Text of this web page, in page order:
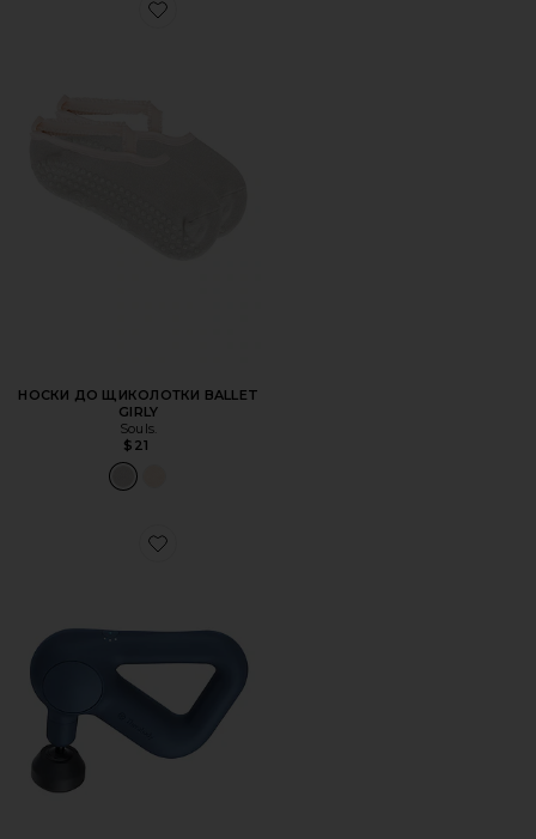
Favorite НОСКИ ДО ЩИКОЛОТКИ BALLET GIRLY
НОСКИ ДО ЩИКОЛОТКИ BALLET
GIRLY
Souls.
$21
Favorite ЕЖЕДНЕВНАЯ МАССАЖНАЯ ТЕРАПИЯ